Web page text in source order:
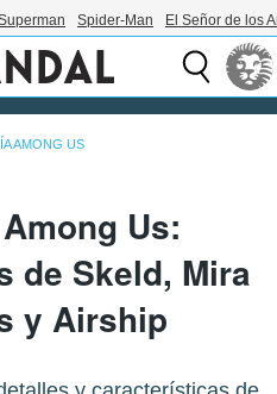
Spider-Man El Señor de los
AMONG US
Us:
de Skeld, Mira
y Airship